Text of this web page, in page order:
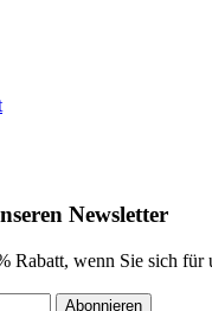
Newsletter
Rabatt, wenn Sie sich für
Abonnieren